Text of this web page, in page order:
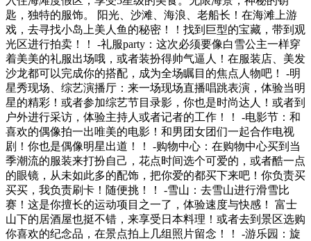
匙，独特的服饰。 阳光、沙滩、海浪、老船长！在海滩上游
戏，去寻找小岛上美人鱼的秘密！！找到巨型的宝藏，带到观
光区进行拍卖！！ -礼服party：这次必须要像白雪公主一样穿
着美美的礼服出场哦，或者装扮得帅气逼人！在服装店、美发
沙龙都可以完成你的搭配，成为全场瞩目的焦点人物吧！ -明
星秀现场、综艺演播厅：来一场现场直播唱跳表演，体验当明
星的精彩！或者参加综艺节目录影，你也是时尚达人！或者到
户外进行采访，体验主持人或者记者的工作！！ -电影节：和
喜欢的偶像拍一出唯美的电影！和男团女团们一起合作电视
剧！你也是偶像明星出道！！ -购物中心：在购物中心买到当
季潮流的服装来打扮自己，花点时间选个可爱的，或者酷一点
的眼镜，从未如此多的配饰，把你爱的都买下来吧！你负责买
买买，我负责刷卡！随便挑！！ -雪山：去雪山进行滑雪比
赛！这是你擅长的运动项目之一了，体验速度与快感！ 富士
山下的居酒屋也挺不错，来享受日本料理！或者去到景区选购
你喜欢的纪念品，在景点拍上几组照片留念！！ -游乐园：旋